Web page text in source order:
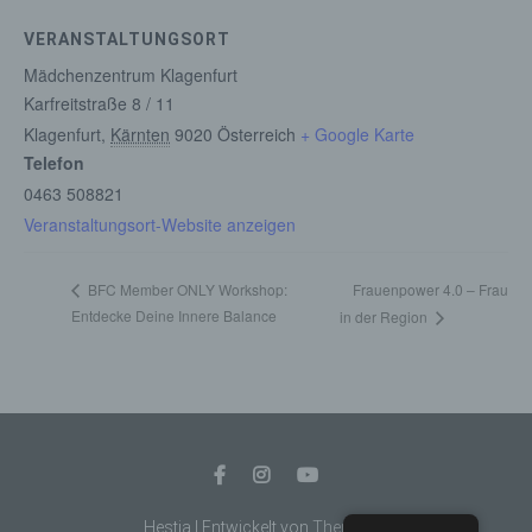
VERANSTALTUNGSORT
Mädchenzentrum Klagenfurt
Karfreitstraße 8 / 11
Klagenfurt, Kärnten 9020 Österreich + Google Karte
Telefon
0463 508821
Veranstaltungsort-Website anzeigen
BFC Member ONLY Workshop:
Entdecke Deine Innere Balance
Frauenpower 4.0 – Frau
in der Region
Hestia | Entwickelt von ThemeIsle
Kennnummer, zu Standortdaten, zu einer
mehreren besonderen Merkmalen, die
Ausdruck der physischen, physiologischen,
genetischen, psychischen, wirtschaftlichen,
kann.
b) betroffene Person
Verarbeitung Verantwortlichen verarbeitet
c) Verarbeitung